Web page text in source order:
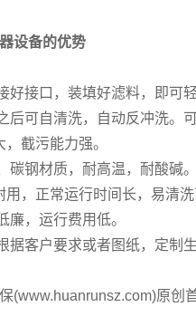
设备的优势
接口，装填好滤料，即可轻
后可自清洗，自动反冲洗。
截污能力强。
碳钢材质，耐高温，耐酸碱。
，正常运行时间长，易清洗
，运行费用低。
据客户要求或者图纸，定制
(www.huanrunsz.com)原创